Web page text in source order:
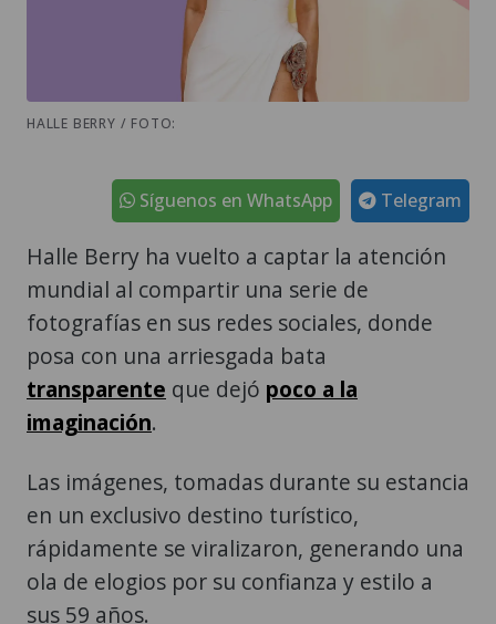
Síguenos en WhatsApp
Halle Berry ha vuelto a captar la atención
mundial al compartir una serie de
fotografías en sus redes sociales, donde
posa con una arriesgada bata
transparenteque dejópoco a la
imaginación.
Las imágenes, tomadas durante su estancia
rápidamente se viralizaron, generando una
ola de elogios por su confianza y estilo a
sus 59 años.
En las instantáneas que deslumbraron a